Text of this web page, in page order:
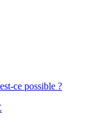
ce possible ?